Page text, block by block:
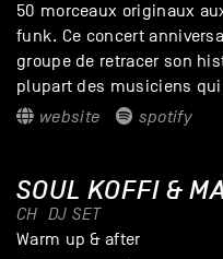
50 morceaux originaux
funk. Ce concert
groupe de retracer son
plupart des musiciens
website
spotify
SOUL KOFFI &
CH DJ SET
Warm up & after